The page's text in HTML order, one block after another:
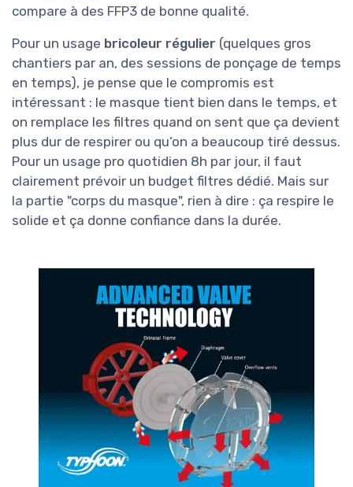
compare à des FFP3 de bonne qualité.
Pour un usage bricoleur régulier (quelques gros
chantiers par an, des sessions de ponçage de temps
en temps), je pense que le compromis est
intéressant : le masque tient bien dans le temps, et
on remplace les filtres quand on sent que ça devient
plus dur de respirer ou qu’on a beaucoup tiré dessus.
Pour un usage pro quotidien 8h par jour, il faut
clairement prévoir un budget filtres dédié. Mais sur
la partie "corps du masque", rien à dire : ça respire le
solide et ça donne confiance dans la durée.